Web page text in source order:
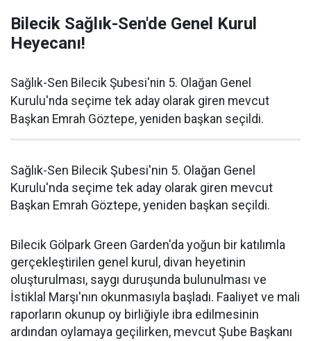
Bilecik Sağlık-Sen'de Genel Kurul
Heyecanı!
Sağlık-Sen Bilecik Şubesi'nin 5. Olağan Genel
Kurulu'nda seçime tek aday olarak giren mevcut
Başkan Emrah Göztepe, yeniden başkan seçildi.
Sağlık-Sen Bilecik Şubesi'nin 5. Olağan Genel
Kurulu'nda seçime tek aday olarak giren mevcut
Başkan Emrah Göztepe, yeniden başkan seçildi.
Bilecik Gölpark Green Garden'da yoğun bir katılımla
gerçekleştirilen genel kurul, divan heyetinin
oluşturulması, saygı duruşunda bulunulması ve
İstiklal Marşı'nın okunmasıyla başladı. Faaliyet ve mali
raporların okunup oy birliğiyle ibra edilmesinin
ardından oylamaya geçilirken, mevcut Şube Başkanı